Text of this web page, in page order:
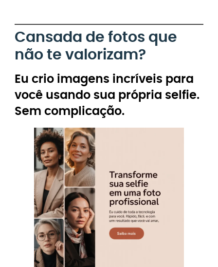
Cansada de fotos que
não te valorizam?
Eu crio imagens incríveis para
você usando sua própria selfie.
Sem complicação.